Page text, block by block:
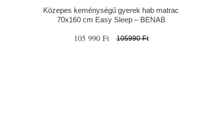
Közepes keménységű gyerek hab matrac
70x160 cm Easy Sleep – BENAB
105 990 Ft 105990 Ft